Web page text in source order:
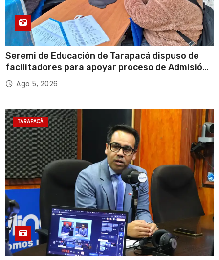
Seremi de Educación de Tarapacá dispuso de
facilitadores para apoyar proceso de Admisión
Escolar 2027
Ago 5, 2026
TARAPACÁ